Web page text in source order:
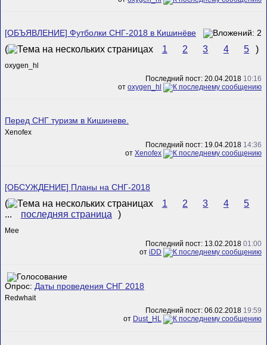
[ОБЪЯВЛЕНИЕ] Футболки СНГ-2018 в Кишинёве
( 1 2 3 4 5 )
oxygen_hl
Последний пост: 20.04.2018 10:16
от oxygen_hl
Перед СНГ туризм в Кишиневе.
Xenofex
Последний пост: 19.04.2018 14:36
от Xenofex
[ОБСУЖДЕНИЕ] Планы на СНГ-2018
( 1 2 3 4
5
...
последняя страница )
Mee
Последний пост: 13.02.2018 01:00
от iDD
Опрос: Даты проведения СНГ 2018
Redwhait
Последний пост: 06.02.2018 19:59
от Dust_HL